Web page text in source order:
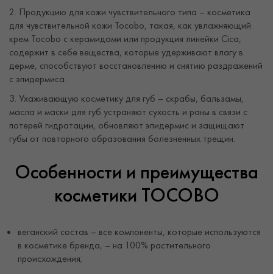
Продукцию для кожи чувствительного типа – косметика
для чувствительной кожи Tocobo, такая, как увлажняющий
крем Tocobo с керамидами или продукция линейки Cica,
содержит в себе вещества, которые удерживают влагу в
дерме, способствуют восстановлению и снятию раздражений
с эпидермиса.
Ухаживающую косметику для губ – скрабы, бальзамы,
масла и маски для губ устраняют сухость и раны в связи с
потерей гидратации, обновляют эпидермис и защищают
губы от повторного образования болезненных трещин.
Особенности и преимущества
косметики TOCOBO
веганский состав – все компоненты, которые используются
в косметике бренда, – на 100% растительного
происхождения;